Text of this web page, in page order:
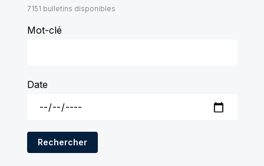
7151 bulletins disponibles
Mot-clé
Date
Rechercher